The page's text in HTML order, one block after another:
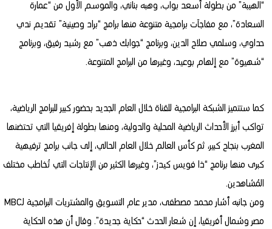
“الهيبة” من بطولة أسعد بواب، وهبه بناني، والموسم الأول من “عمارة
السعادة”، مع مفاجآت برامجية متنوعة منها برامج “براد وصينية” تقديم ندي
حداوي، وسلمي صلاح الدين، وبرنامج “جوابك ذهب” مع رشيد رفيق، وبرنامج
“شهيوة” مع إلهام بوعيد، وغيرها من البرامج المتنوعة.
كما ستتميز الشبكة البرامجية للقناة خلال العام الجديد بحضور كبير للبرامج الرياضية،
تواكب أبرز الأحداث الرياضية المحلية والدولية، ومنها بطولة إفريقيا التي تحتضنها
المغرب بنجاح كبير، ثم كأس العالم خلال العام الحالي، إلى جانب برامج ترفيهية
كبرى منها برنامج “ذا فويس كيدز”، وغيرها الكثير من الإنتاجات التي تُخاطب مختلف
المُشاهدين.
ومن جانبه أشار محمد مصطفى، مدير عام التسويق والمشتريات البرامجية لـMBC
مصر وشمال أفريقيا، إن شعار الحدث “حكاية جديدة”. وقال أن هذه الحكاية